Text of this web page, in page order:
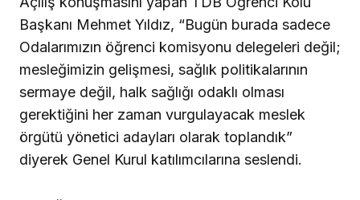
Başkanı Mehmet Yıldız, “Bugün burada sadece
Odalarımızın öğrenci komisyonu delegeleri değil;
mesleğimizin gelişmesi, sağlık politikalarının
sermaye değil, halk sağlığı odaklı olması
gerektiğini her zaman vurgulayacak meslek
örgütü yönetici adayları olarak toplandık”
diyerek Genel Kurul katılımcılarına seslendi.